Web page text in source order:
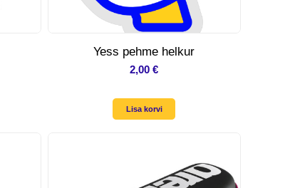
Yess pehme helkur
2,00€
Lisa korvi